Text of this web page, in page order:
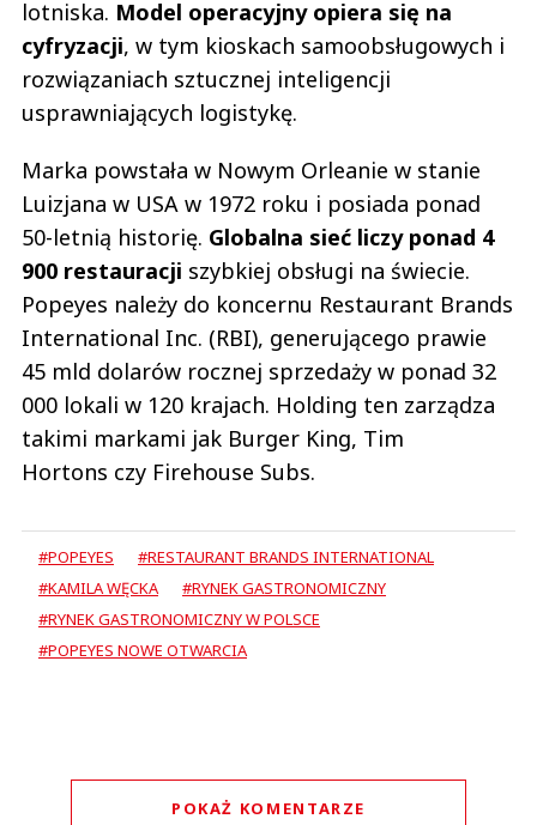
lotniska. Model operacyjny opiera się na
cyfryzacji, w tym kioskach samoobsługowych i
rozwiązaniach sztucznej inteligencji
usprawniających logistykę.
Marka powstała w Nowym Orleanie w stanie
Luizjana w USA w 1972 roku i posiada ponad
50-letnią historię. Globalna sieć liczy ponad 4
900 restauracji szybkiej obsługi na świecie.
Popeyes należy do koncernu Restaurant Brands
International Inc. (RBI), generującego prawie
45 mld dolarów rocznej sprzedaży w ponad 32
000 lokali w 120 krajach. Holding ten zarządza
takimi markami jak Burger King, Tim
Hortons czy Firehouse Subs.
#POPEYES
#RESTAURANT BRANDS INTERNATIONAL
#KAMILA WĘCKA
#RYNEK GASTRONOMICZNY
#RYNEK GASTRONOMICZNY W POLSCE
#POPEYES NOWE OTWARCIA
POKAŻ KOMENTARZE